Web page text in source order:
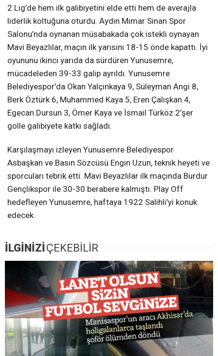
2.Lig’de hem ilk galibiyetini elde etti hem de averajla
liderlik koltuğuna oturdu. Aydın Mimar Sinan Spor
Salonu’nda oynanan müsabakada çok istekli oynayan
Mavi Beyazlılar, maçın ilk yarısını 18-15 önde kapattı. İyi
oyununu ikinci yarıda da sürdüren Yunusemre,
mücadeleden 39-33 galip ayrıldı. Yunusemre
Belediyespor’da Okan Yalçınkaya 9, Süleyman Angi 8,
Berk Öztürk 6, Muhammed Kaya 5, Eren Çalışkan 4,
Egecan Dursun 3, Ömer Kaya ve İsmail Türköz 2’şer
golle galibiyete katkı sağladı.
Karşılaşmayı izleyen Yunusemre Belediyespor
Asbaşkan ve Basın Sözcüsü Engin Uzun, teknik heyeti ve
sporcuları tebrik etti. Mavi Beyazlılar ilk maçında Burdur
Gençlikspor ile 30-30 berabere kalmıştı. Play Off
hedefleyen Yunusemre, haftaya 1922 Salihli’yi konuk
edecek.
İLGİNİZİÇEKEBİLİR